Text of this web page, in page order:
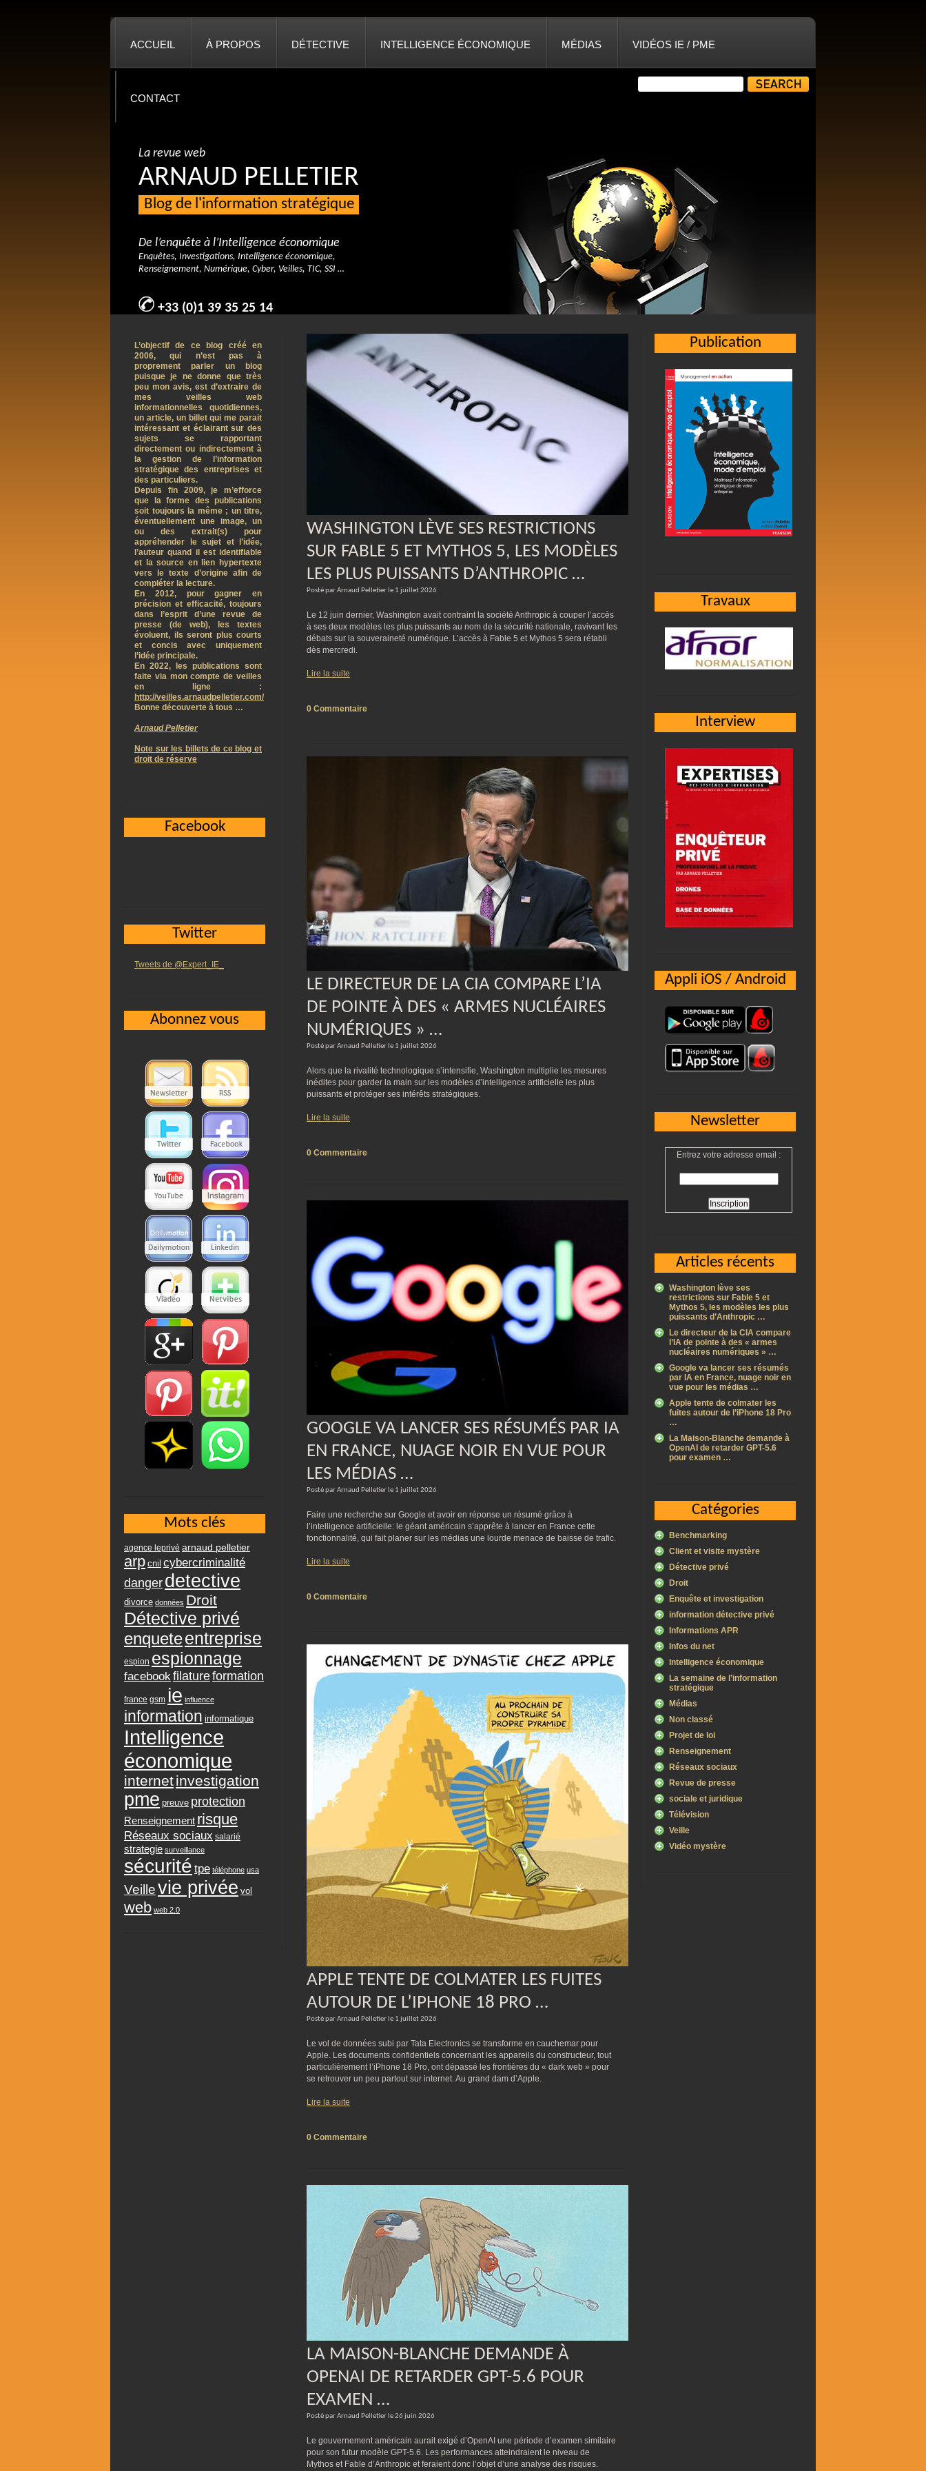
ACCUEIL À PROPOS DÉTECTIVE INTELLIGENCE ÉCONOMIQUE MÉDIAS VIDÉOS IE / PME
CONTACT
La revue web
ARNAUD PELLETIER
Blog de l'information stratégique
De l’enquête à l’Intelligence économique
Enquêtes, Investigations, Intelligence économique,
Renseignement, Numérique, Cyber, Veilles, TIC, SSI …
+33 (0)1 39 35 25 14
WASHINGTON LÈVE SES RESTRICTIONS
SUR FABLE 5 ET MYTHOS 5, LES MODÈLES
LES PLUS PUISSANTS D’ANTHROPIC …
Posté par Arnaud Pelletier le 1 juillet 2026
Le 12 juin dernier, Washington avait contraint la société Anthropic à couper l’accès
à ses deux modèles les plus puissants au nom de la sécurité nationale, ravivant les
débats sur la souveraineté numérique. L’accès à Fable 5 et Mythos 5 sera rétabli
dès mercredi.
Lire la suite
0 Commentaire
LE DIRECTEUR DE LA CIA COMPARE L’IA
DE POINTE À DES « ARMES NUCLÉAIRES
NUMÉRIQUES » …
Posté par Arnaud Pelletier le 1 juillet 2026
Alors que la rivalité technologique s’intensifie, Washington multiplie les mesures
inédites pour garder la main sur les modèles d’intelligence artificielle les plus
puissants et protéger ses intérêts stratégiques.
Lire la suite
0 Commentaire
GOOGLE VA LANCER SES RÉSUMÉS PAR IA
EN FRANCE, NUAGE NOIR EN VUE POUR
LES MÉDIAS …
Posté par Arnaud Pelletier le 1 juillet 2026
Faire une recherche sur Google et avoir en réponse un résumé grâce à
l’intelligence artificielle: le géant américain s’apprête à lancer en France cette
fonctionnalité, qui fait planer sur les médias une lourde menace de baisse de trafic.
Lire la suite
0 Commentaire
APPLE TENTE DE COLMATER LES FUITES
AUTOUR DE L’IPHONE 18 PRO …
Posté par Arnaud Pelletier le 1 juillet 2026
Le vol de données subi par Tata Electronics se transforme en cauchemar pour
Apple. Les documents confidentiels concernant les appareils du constructeur, tout
particulièrement l’iPhone 18 Pro, ont dépassé les frontières du « dark web » pour
se retrouver un peu partout sur internet. Au grand dam d’Apple.
Lire la suite
0 Commentaire
LA MAISON-BLANCHE DEMANDE À
OPENAI DE RETARDER GPT-5.6 POUR
EXAMEN …
Posté par Arnaud Pelletier le 26 juin 2026
Le gouvernement américain aurait exigé d’OpenAI une période d’examen similaire
pour son futur modèle GPT-5.6. Les performances atteindraient le niveau de
Mythos et Fable d’Anthropic et feraient donc l’objet d’une analyse des risques.
Publication
Travaux
Interview
Appli iOS / Android
Newsletter
Entrez votre adresse email :
Articles récents
Washington lève ses
restrictions sur Fable 5 et
Mythos 5, les modèles les plus
puissants d’Anthropic …
Le directeur de la CIA compare
l’IA de pointe à des « armes
nucléaires numériques » …
Google va lancer ses résumés
par IA en France, nuage noir en
vue pour les médias …
Apple tente de colmater les
fuites autour de l’iPhone 18 Pro
…
La Maison-Blanche demande à
OpenAI de retarder GPT-5.6
pour examen …
Catégories
Benchmarking
Client et visite mystère
Détective privé
Droit
Enquête et investigation
information détective privé
Informations APR
Infos du net
Intelligence économique
La semaine de l’information
stratégique
Médias
Non classé
Projet de loi
Renseignement
Réseaux sociaux
Revue de presse
sociale et juridique
Télévision
Veille
Vidéo mystère
L’objectif de ce blog créé en
2006, qui n’est pas à
proprement parler un blog
puisque je ne donne que très
peu mon avis, est d’extraire de
mes veilles web
informationnelles quotidiennes,
un article, un billet qui me parait
intéressant et éclairant sur des
sujets se rapportant
directement ou indirectement à
la gestion de l’information
stratégique des entreprises et
des particuliers.
Depuis fin 2009, je m’efforce
que la forme des publications
soit toujours la même ; un titre,
éventuellement une image, un
ou des extrait(s) pour
appréhender le sujet et l’idée,
l’auteur quand il est identifiable
et la source en lien hypertexte
vers le texte d’origine afin de
compléter la lecture.
En 2012, pour gagner en
précision et efficacité, toujours
dans l’esprit d’une revue de
presse (de web), les textes
évoluent, ils seront plus courts
et concis avec uniquement
l’idée principale.
En 2022, les publications sont
faite via mon compte de veilles
en ligne :
http://veilles.arnaudpelletier.com/
Bonne découverte à tous …
Arnaud Pelletier
Note sur les billets de ce blog et
droit de réserve
Facebook
Twitter
Tweets de @Expert_IE_
Abonnez vous
Mots clés
agence leprivé arnaud pelletier
arp cnil cybercriminalité
danger detective
divorce données Droit
Détective privé
enqueteentreprise
espion espionnage
facebookfilatureformation
france gsm ie influence
information informatique
Intelligence
économique
internetinvestigation
pme preuve protection
Renseignement risque
Réseaux sociaux salarié
strategie surveillance
sécurité tpe téléphone usa
Veillevie privée vol
web web 2.0